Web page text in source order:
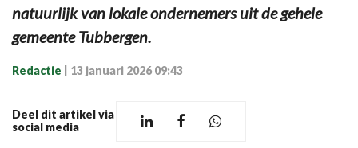
natuurlijk van lokale ondernemers uit de gehele
gemeente Tubbergen.
Redactie 13 januari 2026 09:43
Deel dit artikel via
social media